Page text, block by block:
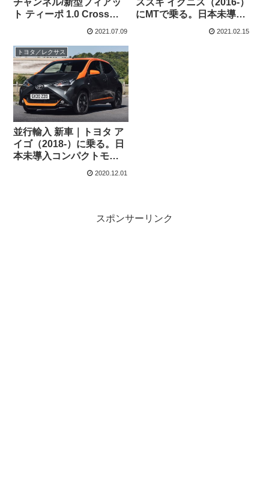
ト ティーポ 1.0 Crossと
自動車YouTuber ウナ丼さ
2021.07.09
にMTで乗る。日本未導入
MTモデルの概要・スペッ
2021.02.15
トヨタ／レクサス
並行輸入 新車｜トヨタ ア
イゴ（2018-）に乗る。日
本未導入コンパクトモデ
ルの概要・スペック・価
2020.12.01
スポンサーリンク